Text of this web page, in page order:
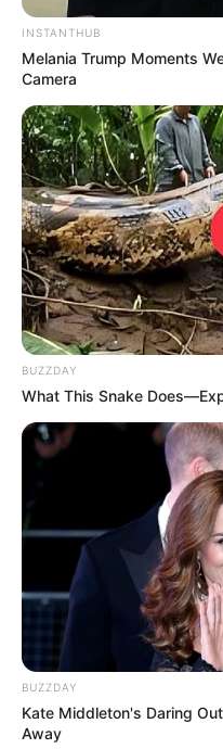
INSTANTHUB
Melania Trump Moments
Camera
BUZZDAY
What This Snake
BUZZDAY
Kate Middleton's Daring
Away